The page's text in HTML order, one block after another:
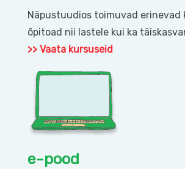
Näpustuudios toimuvad erinevad
õpitoad nii lastele kui ka
>> Vaata kursuseid
e-pood